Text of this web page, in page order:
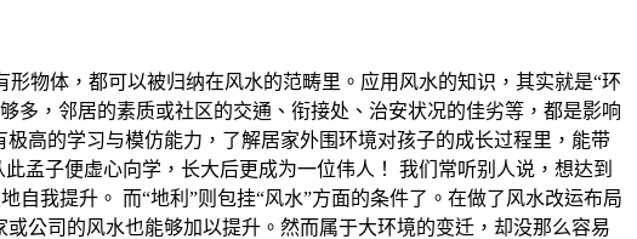
物体，都可以被归纳在风水的范畴里。应用风水的知识，其实就是“环
多，邻居的素质或社区的交通、衔接处、治安状况的佳劣等，都是影响
高的学习与模仿能力，了解居家外围环境对孩子的成长过程里，能带
孟子便虚心向学，长大后更成为一位伟人！ 我们常听别人说，想达到
我提升。 而“地利”则包挂“风水”方面的条件了。在做了风水改运布局
公司的风水也能够加以提升。然而属于大环境的变迁，却没那么容易